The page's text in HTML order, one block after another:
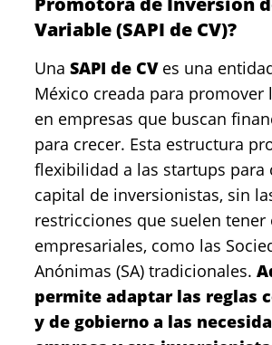
Variable (SAPI de CV)?
Una SAPI de CVes una
México creada para promover
en empresas que buscan
para crecer. Esta estructura
flexibilidad a las startups para
capital de inversionistas, sin
restricciones que suelen tener
empresariales, como las
Anónimas (SA) tradicionales.
permite adaptar las reglas
y de gobierno a las